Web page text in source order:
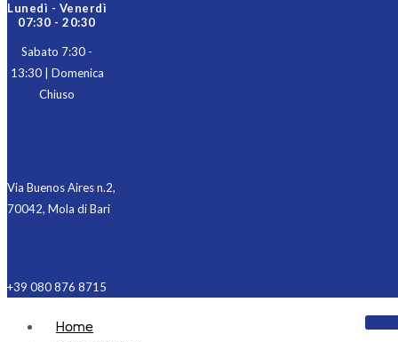
Lunedì - Venerdì
07:30 - 20:30
Sabato 7:30 -
13:30 | Domenica
Chiuso
Via Buenos Aires n.2,
70042, Mola di Bari
+39 080 876 8715
Home